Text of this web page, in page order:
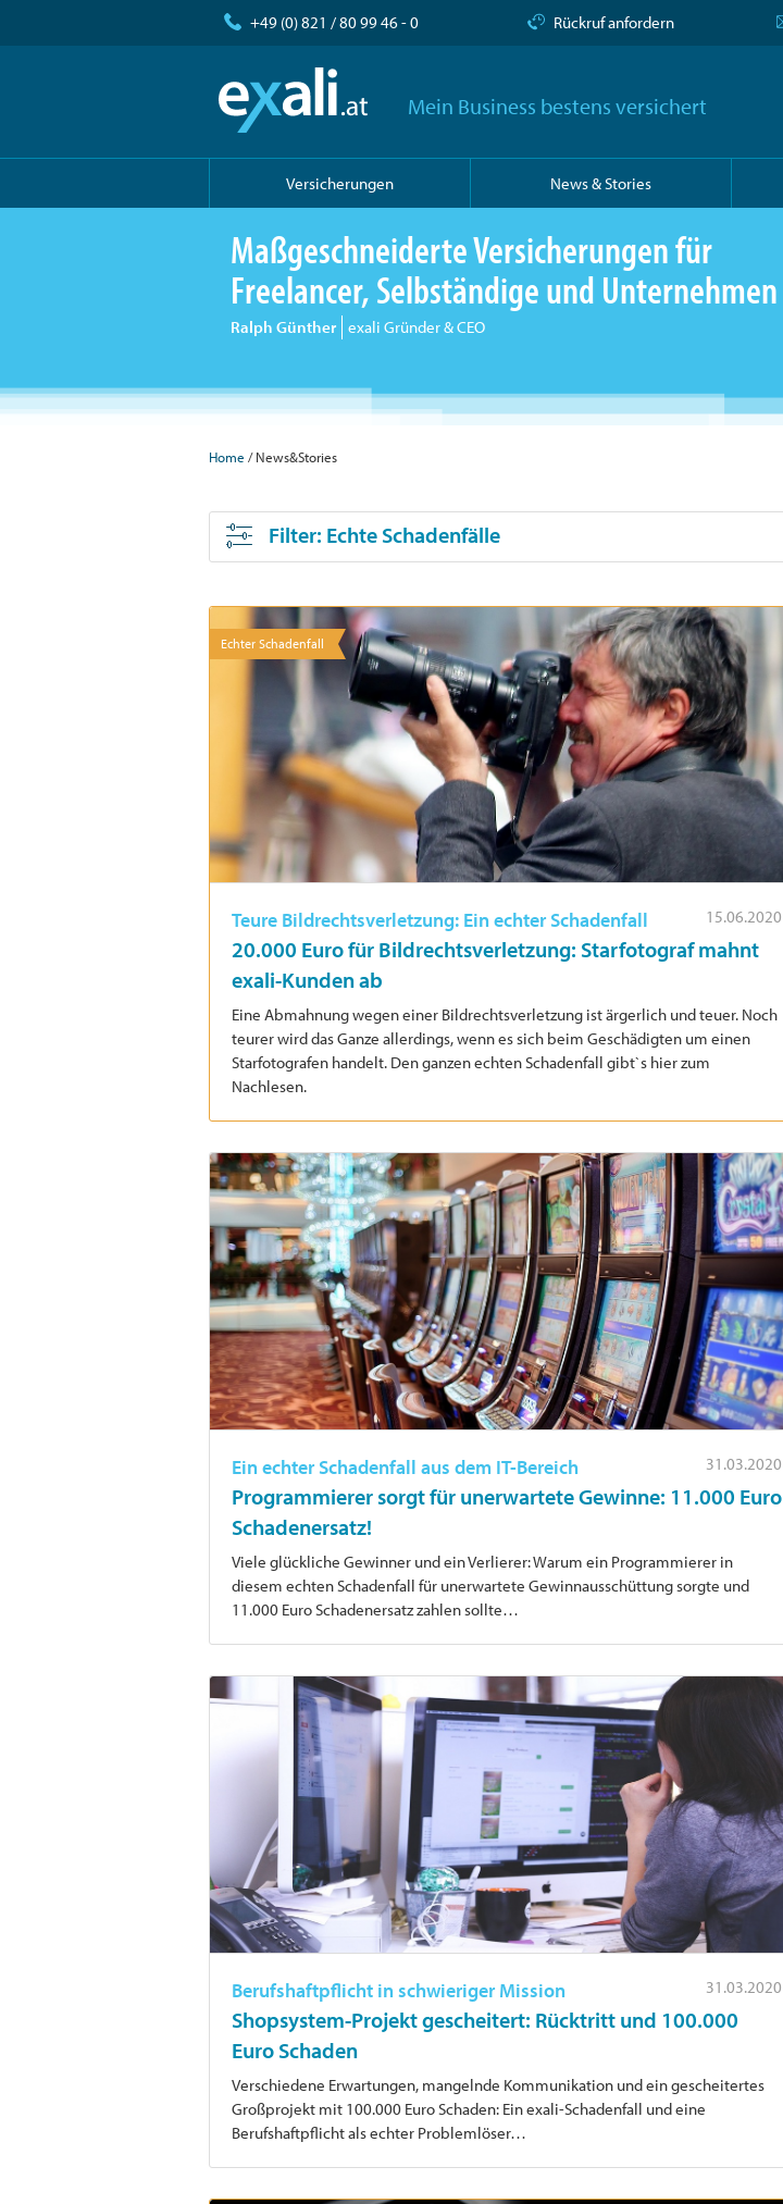
+49 (0) 821 / 80 99 46 - 0 Rückruf anfordern
Mein Business bestens versichert
Versicherungen News & Stories
Maßgeschneiderte Versicherungen für
Freelancer, Selbständige und Unternehmen
Ralph Günther exali Gründer & CEO
Home / News&Stories
Filter: Echte Schadenfälle
Echter Schadenfall
15.06.2020
Teure Bildrechtsverletzung: Ein echter Schadenfall
20.000 Euro für Bildrechtsverletzung: Starfotograf mahnt
exali-Kunden ab
Eine Abmahnung wegen einer Bildrechtsverletzung ist ärgerlich und teuer. Noch
teurer wird das Ganze allerdings, wenn es sich beim Geschädigten um einen
Starfotografen handelt. Den ganzen echten Schadenfall gibt`s hier zum
Nachlesen.
31.03.2020
Ein echter Schadenfall aus dem IT-Bereich
Programmierer sorgt für unerwartete Gewinne: 11.000 Euro
Schadenersatz!
Viele glückliche Gewinner und ein Verlierer: Warum ein Programmierer in
diesem echten Schadenfall für unerwartete Gewinnausschüttung sorgte und
11.000 Euro Schadenersatz zahlen sollte…
31.03.2020
Berufshaftpflicht in schwieriger Mission
Shopsystem-Projekt gescheitert: Rücktritt und 100.000
Euro Schaden
Verschiedene Erwartungen, mangelnde Kommunikation und ein gescheitertes
Großprojekt mit 100.000 Euro Schaden: Ein exali-Schadenfall und eine
Berufshaftpflicht als echter Problemlöser…